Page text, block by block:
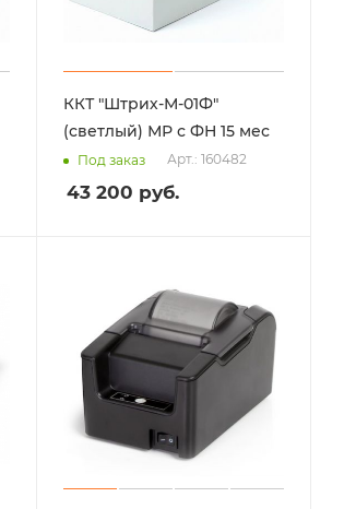
ККТ "Штрих-М-01Ф"
(светлый) МР с ФН 15 мес
Под заказ Арт.: 160482
43 200 руб.